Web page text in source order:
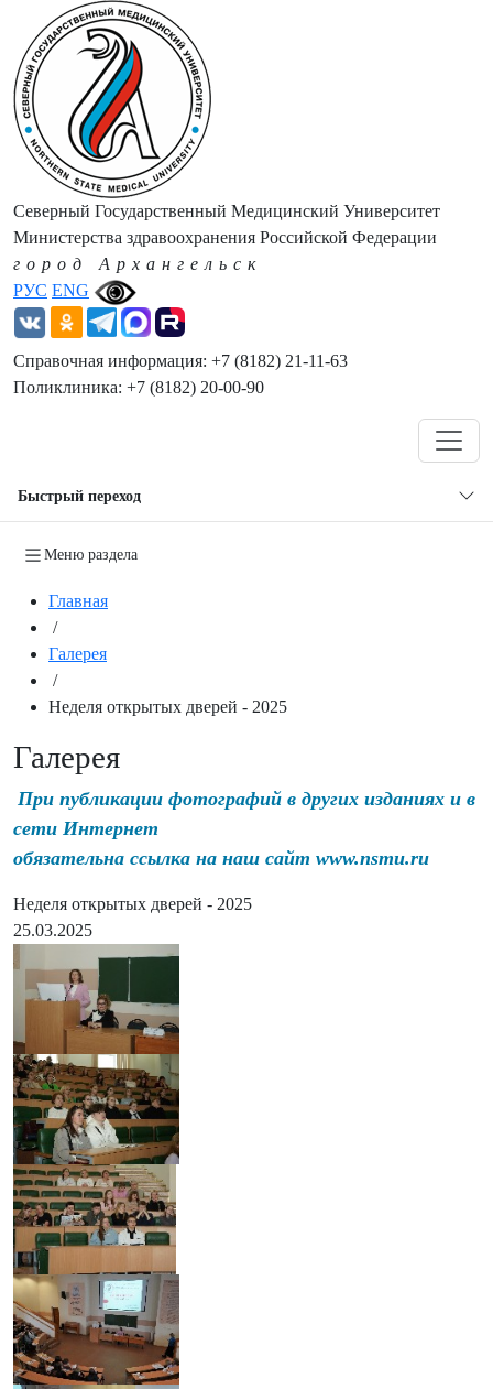
РУС ENG
Северный Государственный Медицинский Университет
Министерства здравоохранения Российской Федерации
город Архангельск
Справочная информация: +7 (8182) 21-11-63
Поликлиника: +7 (8182) 20-00-90
Быстрый переход
Меню раздела
Главная
/
Галерея
/
Неделя открытых дверей - 2025
Галерея
При публикации фотографий в других изданиях и в
сети Интернет
обязательна ссылка на наш сайт www.nsmu.ru
Неделя открытых дверей - 2025
25.03.2025